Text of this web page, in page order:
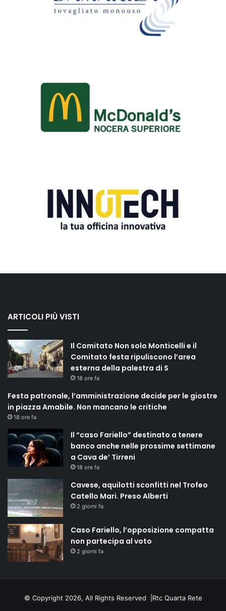
ARTICOLI PIÙ VISTI
Il Comitato Non solo Monticelli e il
Comitato festa ripuliscono l’area
esterna della palestra di S
18 ore fa
Festa patronale, l’amministrazione decide per le giostre
in piazza Amabile. Non mancano le critiche
18 ore fa
Il “caso Fariello” destinato a tenere
banco anche nelle prossime settimane
a Cava de’ Tirreni
18 ore fa
Cavese, aquilotti sconfitti nel Trofeo
Catello Mari. Preso Alberti
2 giorni fa
Caso Fariello, l’opposizione compatta
non partecipa al voto
2 giorni fa
© Copyright 2026, All Rights Reserved | Rtc Quarta Rete